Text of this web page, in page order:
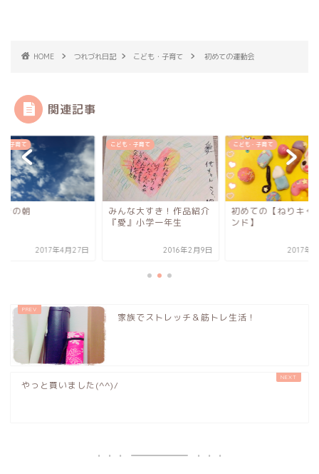
HOME つれづれ日記 こども・子育て 初めての運動会
関連記事
・子育て
きの朝
2017年4月27日
こども・子育て
みんな大すき！作品紹介
『愛』小学一年生
2016年2月9日
こども・子育て
初めての【ねりキャ
ンド】
2017年5
家族でストレッチ＆筋トレ生活！
やっと買いました(^^)/